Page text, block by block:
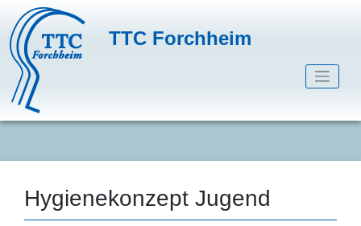
content
TTC Forchheim
TTC Forchheim
Hygienekonzept Jugend